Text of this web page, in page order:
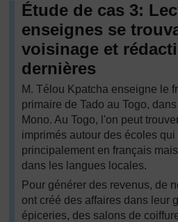
Étude de cas 3:
enseignes se
voisinage et
dernières
M. Télou Kpatcha enseigne le
primaire de Tado au Togo,
Mono. Au Togo, l'on peut
imprimés autour des écoles
principalement en français
dans les langues locales.
Pour générer des revenus, de
ont créé des affaires dans leur
épiceries, des salons de